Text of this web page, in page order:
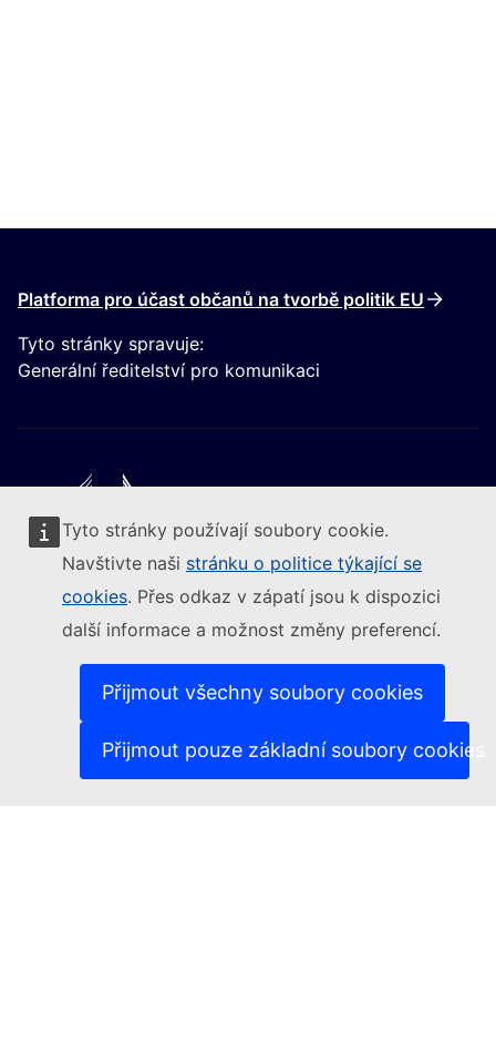
Tyto stránky používají soubory cookie.
Navštivte naši stránku o politice týkající se
cookies. Přes odkaz v zápatí jsou k dispozici
další informace a možnost změny preferencí.
Přijmout všechny soubory cookies
Přijmout pouze základní soubory cookies
Platforma pro účast občanů na tvorbě politik EU
Tyto stránky spravuje:
Generální ředitelství pro komunikaci
Следвайте Европейската комисия
Kontakt(Externí odkaz)
Nahlásit zranitelnost IT (Externí odkaz)
Jazyková politika na našich internetových stránkách
(Externí odkaz)
Politika ochrany soukromí
Právní upozornění
(Externí odkaz)